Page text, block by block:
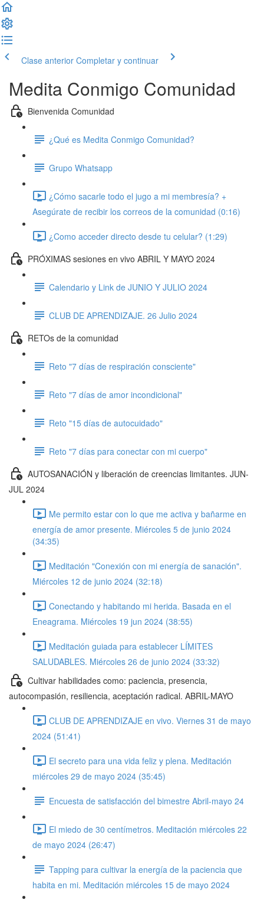
Clase anterior Completar y continuar
Medita Conmigo Comunidad
Bienvenida Comunidad
¿Qué es Medita Conmigo Comunidad?
Grupo Whatsapp
¿Cómo sacarle todo el jugo a mi membresía? +
Asegúrate de recibir los correos de la comunidad (0:16)
¿Como acceder directo desde tu celular? (1:29)
PRÓXIMAS sesiones en vivo ABRIL Y MAYO 2024
Calendario y Link de JUNIO Y JULIO 2024
CLUB DE APRENDIZAJE. 26 Julio 2024
RETOs de la comunidad
Reto "7 días de respiración consciente"
Reto "7 días de amor incondicional"
Reto "15 días de autocuidado"
Reto "7 días para conectar con mi cuerpo"
AUTOSANACIÓN y liberación de creencias limitantes. JUN-
JUL 2024
Me permito estar con lo que me activa y bañarme en
energía de amor presente. Miércoles 5 de junio 2024
(34:35)
Meditación "Conexión con mi energía de sanación".
Miércoles 12 de junio 2024 (32:18)
Conectando y habitando mi herida. Basada en el
Eneagrama. Miércoles 19 jun 2024 (38:55)
Meditación guiada para establecer LÍMITES
SALUDABLES. Miércoles 26 de junio 2024 (33:32)
Cultivar habilidades como: paciencia, presencia,
autocompasión, resiliencia, aceptación radical. ABRIL-MAYO
CLUB DE APRENDIZAJE en vivo. Viernes 31 de mayo
2024 (51:41)
El secreto para una vida feliz y plena. Meditación
miércoles 29 de mayo 2024 (35:45)
Encuesta de satisfacción del bimestre Abril-mayo 24
El miedo de 30 centímetros. Meditación miércoles 22
de mayo 2024 (26:47)
Tapping para cultivar la energía de la paciencia que
habita en mi. Meditación miércoles 15 de mayo 2024